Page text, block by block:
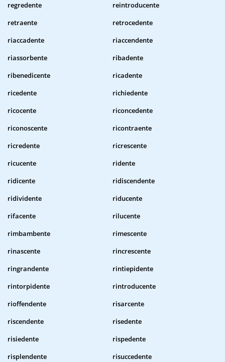
regredente
reintroducente
retraente
retrocedente
riaccadente
riaccendente
riassorbente
ribadente
ribenedicente
ricadente
ricedente
richiedente
ricocente
riconcedente
riconoscente
ricontraente
ricredente
ricrescente
ricucente
ridente
ridicente
ridiscendente
ridividente
riducente
rifacente
rilucente
rimbambente
rimescente
rinascente
rincrescente
ringrandente
rintiepidente
rintorpidente
rintroducente
rioffendente
risarcente
riscendente
risedente
risiedente
rispedente
risplendente
risuccedente